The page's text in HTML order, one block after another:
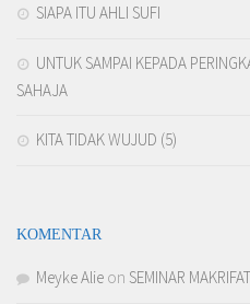
SIAPA ITU AHLI SUFI
UNTUK SAMPAI KEPADA
SAHAJA
KITA TIDAK WUJUD (5)
KOMENTAR
Meyke Alie on SEMINAR